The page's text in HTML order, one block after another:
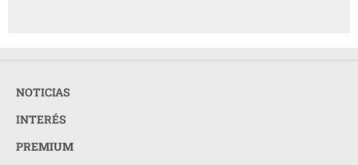
NOTICIAS
INTERÉS
PREMIUM